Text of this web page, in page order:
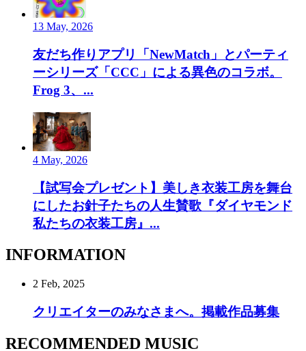
13 May, 2026
友だち作りアプリ「NewMatch」とパーティ
ーシリーズ「CCC」による異色のコラボ。
Frog 3、...
4 May, 2026
【試写会プレゼント】美しき衣装工房を舞台
にしたお針子たちの人生賛歌『ダイヤモンド
私たちの衣装工房』...
INFORMATION
2 Feb, 2025
クリエイターのみなさまへ。掲載作品募集
RECOMMENDED MUSIC